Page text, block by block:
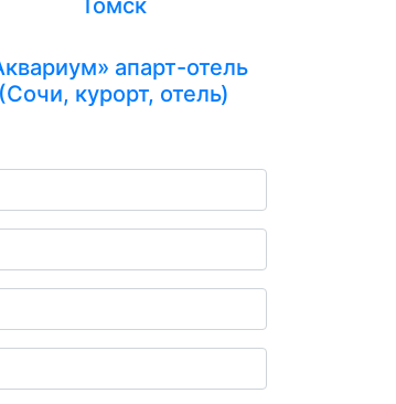
Томск
апарт-отель
(Сочи, курорт, отель)